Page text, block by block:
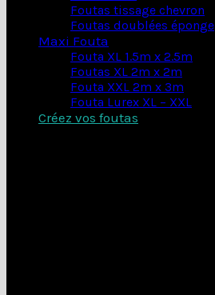
Foutas tissage chevron
Foutas doublées éponge
Maxi Fouta
Fouta XL 1.5m x 2.5m
Foutas XL 2m x 2m
Fouta XXL 2m x 3m
Fouta Lurex XL – XXL
Créez vos foutas